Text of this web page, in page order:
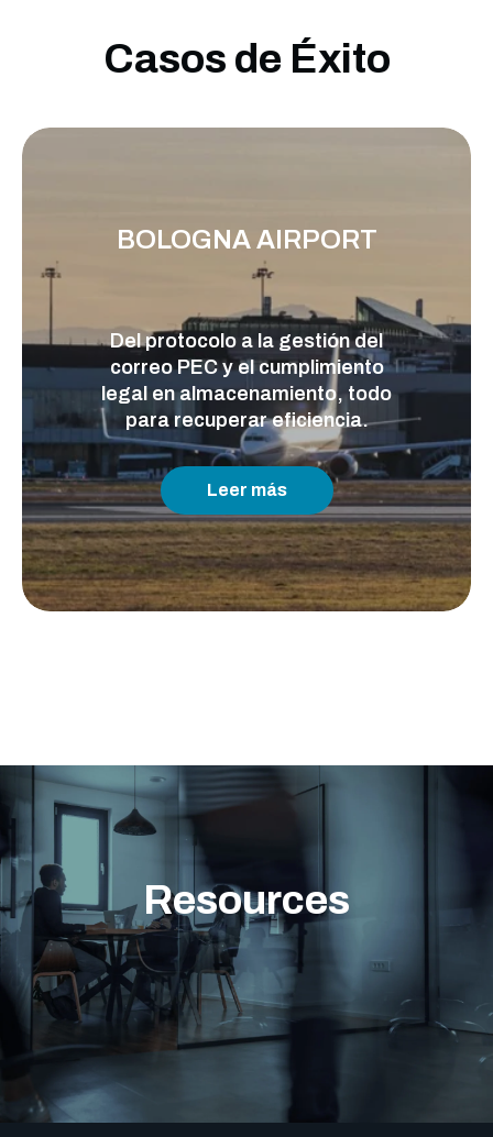
Casos de Éxito
BOLOGNA AIRPORT
Del protocolo a la gestión del
correo PEC y el cumplimiento
legal en almacenamiento, todo
para recuperar eficiencia.
Leer más
Resources